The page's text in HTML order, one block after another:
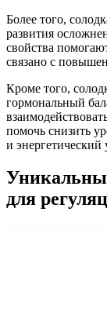
Более того,
развития
свойства
связано с
Кроме того,
гормональный
помочь снизить
и энергетический
для